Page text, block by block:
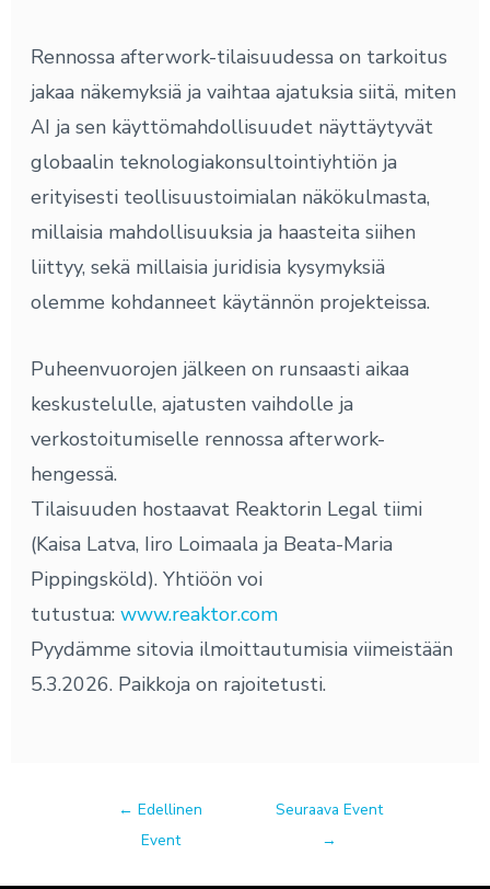
Rennossa afterwork-tilaisuudessa on tarkoitus
jakaa näkemyksiä ja vaihtaa ajatuksia siitä, miten
AI ja sen käyttömahdollisuudet näyttäytyvät
globaalin teknologiakonsultointiyhtiön ja
erityisesti teollisuustoimialan näkökulmasta,
millaisia mahdollisuuksia ja haasteita siihen
liittyy, sekä millaisia juridisia kysymyksiä
olemme kohdanneet käytännön projekteissa.
Puheenvuorojen jälkeen on runsaasti aikaa
keskustelulle, ajatusten vaihdolle ja
verkostoitumiselle rennossa afterwork-
hengessä.
Tilaisuuden hostaavat Reaktorin Legal tiimi
(Kaisa Latva, Iiro Loimaala ja Beata-Maria
Pippingsköld). Yhtiöön voi
tutustua: www.reaktor.com
Pyydämme sitovia ilmoittautumisia viimeistään
5.3.2026. Paikkoja on rajoitetusti.
← Edellinen
Event
Seuraava Event
→